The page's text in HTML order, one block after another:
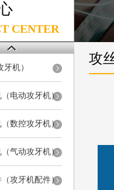
CENTER
机）
电动攻牙机）
数控攻牙机）
气动攻牙机）
攻牙机配件）
攻